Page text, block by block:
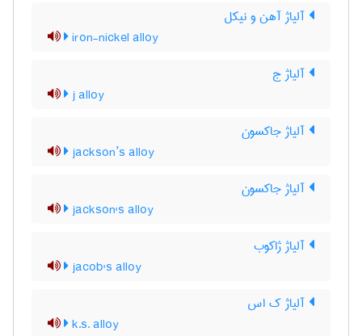
آلیاژ آهن و نیکل
iron-nickel alloy
آلیاژ ج
j alloy
آلیاژ جاکسون
jackson’s alloy
آلیاژ جاکسون
jackson's alloy
آلیاژ ژاکوب
jacob's alloy
آلیاژ ک اس
k.s. alloy